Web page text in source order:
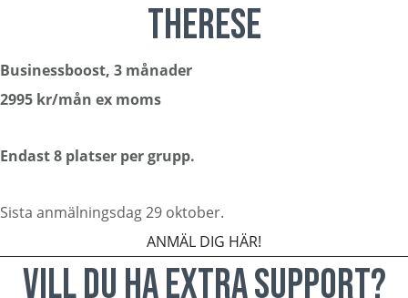
THERESE
Businessboost, 3 månader
2995 kr/mån ex moms
Endast 8 platser per grupp.
Sista anmälningsdag 29 oktober.
ANMÄL DIG HÄR!
VILL DU HA EXTRA SUPPORT?